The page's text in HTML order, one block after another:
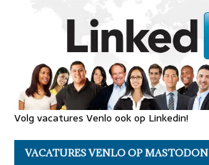
Volg vacatures Venlo ook op Linkedin!
VACATURES VENLO OP MASTODON